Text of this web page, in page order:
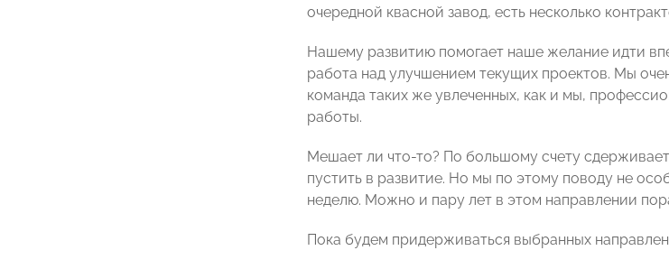
очередной квасной завод, есть несколько
Нашему развитию помогает наше желание идти
работа над улучшением текущих проектов. Мы
команда таких же увлеченных, как и мы,
работы.
Мешает ли что-то? По большому счету
пустить в развитие. Но мы по этому поводу не
неделю. Можно и пару лет в этом направлении
Пока будем придерживаться выбранных